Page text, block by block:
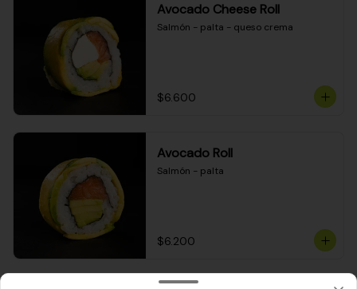
Avocado Cheese Roll
Salmón - palta - queso crema
$6.600
Avocado Roll
Salmón - palta
$6.200